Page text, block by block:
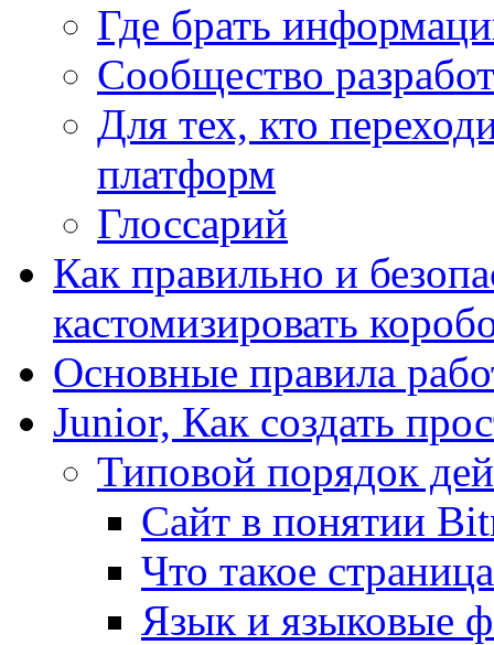
Где брать
Сообщество
Для тех, кто
платформ
Глоссарий
Как правильно и
кастомизировать
Основные правила
Junior, Как создать
Типовой порядок
Сайт в понятии
Что такое страница
Язык и языковые